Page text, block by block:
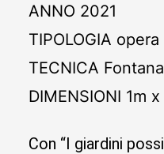
ANNO 2021
TIPOLOGIA opera
TECNICA
DIMENSIONI 1m
Con “I giardini